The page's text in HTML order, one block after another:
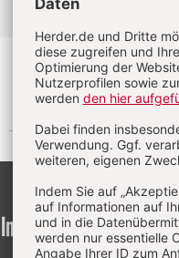
Im Einzelkauf